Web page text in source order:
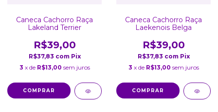
Caneca Cachorro Raça
Lakeland Terrier
R$39,00
R$37,83 com Pix
3 x de R$13,00 sem juros
Caneca Cachorro Raça
Laekenois Belga
R$39,00
R$37,83 com Pix
3 x de R$13,00 sem juros